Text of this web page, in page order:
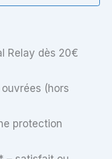
Relay dès 20€
(hors
protection